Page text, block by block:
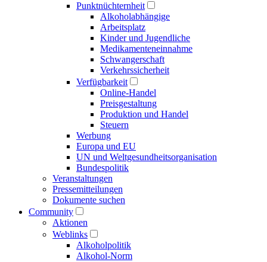
Punkt­nüchternheit
Alkohol­abhängige
Arbeitsplatz
Kinder und Jugendliche
Medikamenten­einnahme
Schwangerschaft
Verkehrs­sicherheit
Verfügbarkeit
Online-Handel
Preisgestaltung
Produktion und Handel
Steuern
Werbung
Europa und EU
UN und Welt­gesundheits­organisation
Bundespolitik
Veranstaltungen
Presse­mitteilungen
Dokumente suchen
Community
Aktionen
Weblinks
Alkoholpolitik
Alkohol-Norm